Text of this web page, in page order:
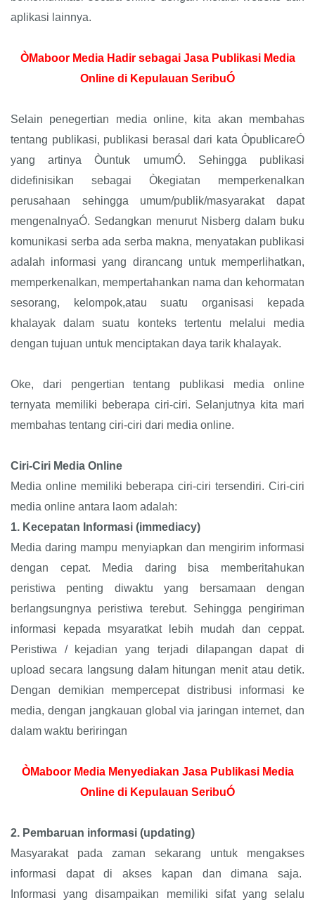
aplikasi lainnya.
ÒMaboor Media Hadir sebagai Jasa Publikasi Media
Online di Kepulauan SeribuÓ
Selain penegertian media online, kita akan membahas
tentang publikasi, publikasi berasal dari kata ÒpublicareÓ
yang artinya Òuntuk umumÓ. Sehingga publikasi
didefinisikan sebagai Òkegiatan memperkenalkan
perusahaan sehingga umum/publik/masyarakat dapat
mengenalnyaÓ. Sedangkan menurut Nisberg dalam buku
komunikasi serba ada serba makna, menyatakan publikasi
adalah informasi yang dirancang untuk memperlihatkan,
memperkenalkan, mempertahankan nama dan kehormatan
sesorang, kelompok,atau suatu organisasi kepada
khalayak dalam suatu konteks tertentu melalui media
dengan tujuan untuk menciptakan daya tarik khalayak.
Oke, dari pengertian tentang publikasi media online
ternyata memiliki beberapa ciri-ciri. Selanjutnya kita mari
membahas tentang ciri-ciri dari media online.
Ciri-Ciri Media Online
Media online memiliki beberapa ciri-ciri tersendiri. Ciri-ciri
media online antara laom adalah:
1. Kecepatan Informasi (immediacy)
Media daring mampu menyiapkan dan mengirim informasi
dengan cepat. Media daring bisa memberitahukan
peristiwa penting diwaktu yang bersamaan dengan
berlangsungnya peristiwa terebut. Sehingga pengiriman
informasi kepada msyaratkat lebih mudah dan ceppat.
Peristiwa / kejadian yang terjadi dilapangan dapat di
upload secara langsung dalam hitungan menit atau detik.
Dengan demikian mempercepat distribusi informasi ke
media, dengan jangkauan global via jaringan internet, dan
dalam waktu beriringan
ÒMaboor Media Menyediakan Jasa Publikasi Media
Online di Kepulauan SeribuÓ
2. Pembaruan informasi (updating)
Masyarakat pada zaman sekarang untuk mengakses
informasi dapat di akses kapan dan dimana saja.
Informasi yang disampaikan memiliki sifat yang selalu